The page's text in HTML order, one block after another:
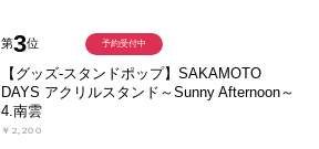
第3位
【グッズ-スタンドポップ】SAKAMOTO
DAYS アクリルスタンド～Sunny Afternoon～
4.南雲
￥2,200
予約受付中